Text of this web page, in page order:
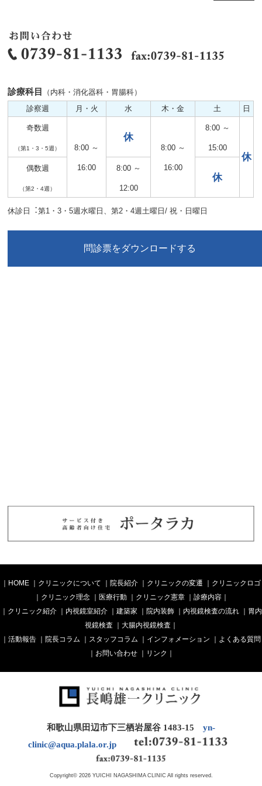
診療科目
（内科・消化器科・胃腸科）
診察週
月・火 水 木・金 土 日
奇数週
（第1・3・5週） 8:00 ～
16:00
休
8:00 ～
16:00
8:00 ～
15:00
休
偶数週
（第2・4週）
8:00 ～
12:00
休
休診日︓第1・3・5週水曜日、第2・4週土曜日/ 祝・日曜日
問診票をダウンロードする
HOME クリニックについて 院長紹介 クリニックの変遷
クリニックロゴ
クリニック理念｜ 医療行動｜ クリニック憲章｜ 診療内容｜
クリニック紹介｜ 内視鏡室紹介｜ 建築家 院内装飾 内視鏡検査の流れ｜
胃内
視鏡検査
大腸内視鏡検査
活動報告 院長コラム スタッフコラム インフォメーション
よくある質問
お問い合わせ｜ リンク
和歌山県田辺市下三栖岩屋谷 1483-15 yn-
clinic@aqua.plala.or.jp
Copyright© 2026 YUICHI NAGASHIMA CLINIC All rights reserved.